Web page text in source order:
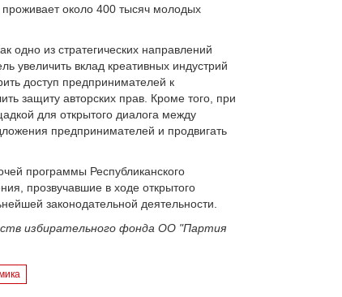
около 400 тысяч молодых
одно из стратегических направлений
увеличить вклад креативных индустрий
доступ предпринимателей к
защиту авторских прав. Кроме того, при
для открытого диалога между
предпринимателей и продвигать
программы Республиканского
прозвучавшие в ходе открытого
законодательной деятельности.
избирательного фонда ОО "Партия